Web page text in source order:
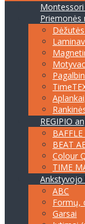
REGIPIO
BEAT
Colour
TIME
Ankstyvojo
ABC
Formų,
Garsai